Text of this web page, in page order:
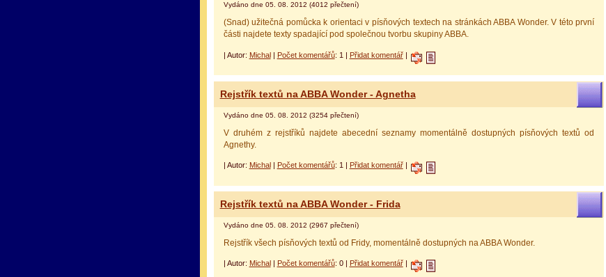
Vydáno dne 05. 08. 2012 (4012 přečtení)
(Snad) užitečná pomůcka k orientaci v písňových textech na stránkách ABBA Wonder. V této první
části najdete texty spadající pod společnou tvorbu skupiny ABBA.
| Autor: Michal| Počet komentářů: 1 | Přidat komentář|
Rejstřík textů na ABBA Wonder - Agnetha
Vydáno dne 05. 08. 2012 (3254 přečtení)
V druhém z rejstříků najdete abecední seznamy momentálně dostupných písňových textů od
Agnethy.
| Autor: Michal| Počet komentářů: 1 | Přidat komentář|
Rejstřík textů na ABBA Wonder - Frida
Vydáno dne 05. 08. 2012 (2967 přečtení)
Rejstřík všech písňových textů od Fridy, momentálně dostupných na ABBA Wonder.
| Autor: Michal Počet komentářů: 0 | Přidat komentář|